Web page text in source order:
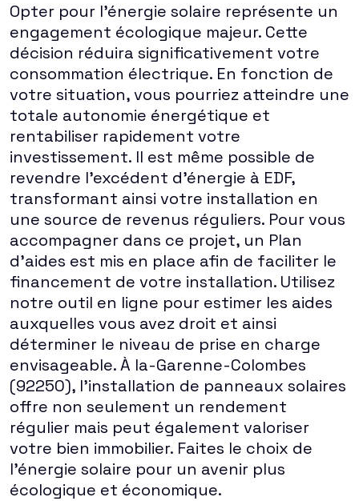
Opter pour l'énergie solaire représente un
engagement écologique majeur. Cette
décision réduira significativement votre
consommation électrique. En fonction de
votre situation, vous pourriez atteindre une
totale autonomie énergétique et
rentabiliser rapidement votre
investissement. Il est même possible de
revendre l'excédent d'énergie à EDF,
transformant ainsi votre installation en
une source de revenus réguliers. Pour vous
accompagner dans ce projet, un Plan
d'aides est mis en place afin de faciliter le
financement de votre installation. Utilisez
notre outil en ligne pour estimer les aides
auxquelles vous avez droit et ainsi
déterminer le niveau de prise en charge
envisageable. À la-Garenne-Colombes
(92250), l'installation de panneaux solaires
offre non seulement un rendement
régulier mais peut également valoriser
votre bien immobilier. Faites le choix de
l'énergie solaire pour un avenir plus
écologique et économique.